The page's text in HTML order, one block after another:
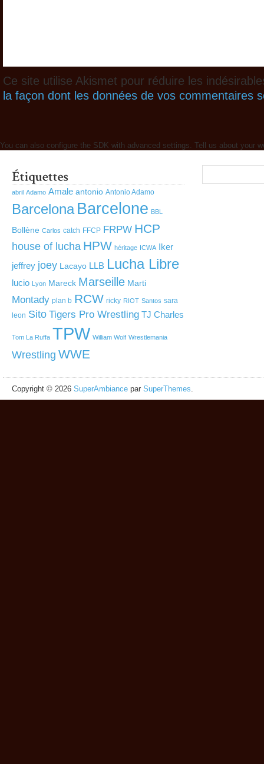
Ce site utilise Akismet pour réduire les
la façon dont les données de vos commentaires
You can also configure the SDK with advanced settings. Tell us about your
abril Adamo Amale antonio Antonio Adamo
Barcelona Barcelone BBL
Bollène Carlos catch FFCP FRPW HCP
house of lucha HPW héritage ICWA Iker
jeffrey joey Lacayo LLB Lucha Libre
lucio Lyon Mareck Marseille Marti
Montady plan b RCW ricky RIOT Santos sara
leon Sito Tigers Pro Wrestling TJ Charles
Tom La Ruffa TPW William Wolf Wrestlemania
Wrestling WWE
Copyright © 2026 SuperAmbiance par SuperThemes.